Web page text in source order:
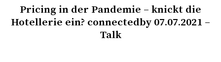
Pricing in der Pandemie – knickt die
Hotellerie ein? connectedby 07.07.2021 –
Talk